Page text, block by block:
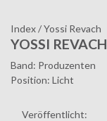
Index/Yossi Revach
YOSSI REVACH
Band: Produzenten
Position: Licht
Veröffentlicht: